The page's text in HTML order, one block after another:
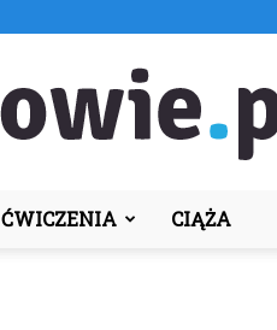
ĆWICZENIA CIĄŻA